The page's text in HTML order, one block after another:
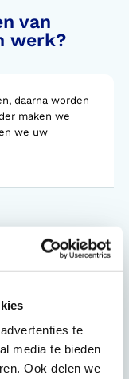
te
media te bieden
Ook delen we
van
werk?
daarna worden
maken we
we uw